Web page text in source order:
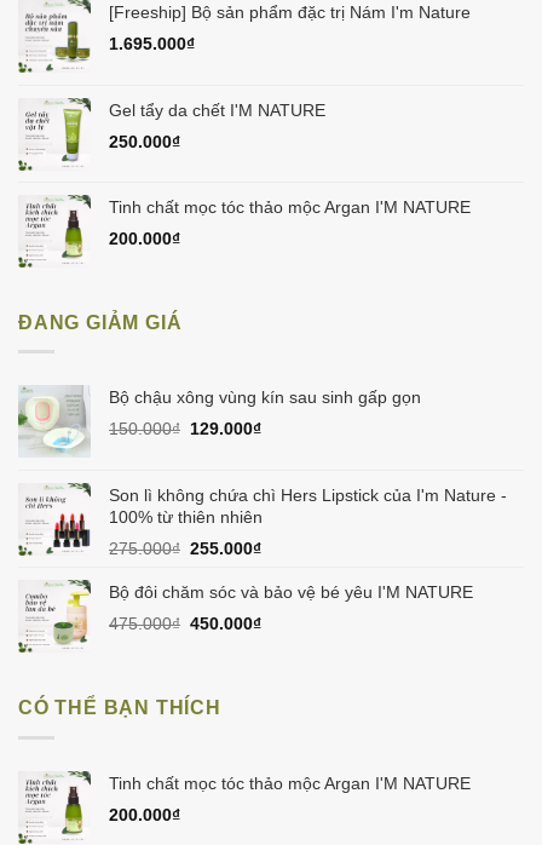
[Freeship] Bộ sản phẩm đặc trị Nám I'm Nature
1.695.000₫
Gel tẩy da chết I'M NATURE
250.000₫
Tinh chất mọc tóc thảo mộc Argan I'M NATURE
200.000₫
ĐANG GIẢM GIÁ
Bộ chậu xông vùng kín sau sinh gấp gọn
150.000₫ Giá
150.000₫.
129.000₫Giá
là:
129.000₫.
Son lì không chứa chì Hers Lipstick của I'm Nature -
100% từ thiên nhiên
275.000₫ Giá
là:
275.000₫.
255.000₫Giá
tại
255.000₫.
Bộ đôi chăm sóc và bảo vệ bé yêu I'M NATURE
475.000₫ Giá
450.000₫Giá
CÓ THỂ BẠN THÍCH
Tinh chất mọc tóc thảo mộc Argan I'M NATURE
200.000₫